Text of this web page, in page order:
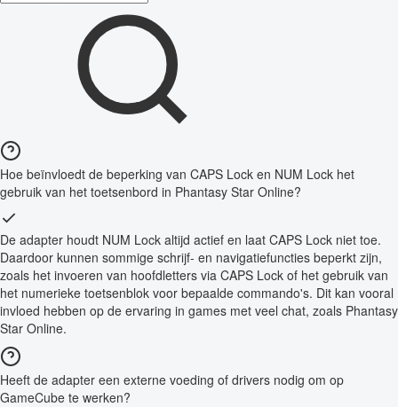
Hoe beïnvloedt de beperking van CAPS Lock en NUM Lock het
gebruik van het toetsenbord in Phantasy Star Online?
De adapter houdt NUM Lock altijd actief en laat CAPS Lock niet toe.
Daardoor kunnen sommige schrijf- en navigatiefuncties beperkt zijn,
zoals het invoeren van hoofdletters via CAPS Lock of het gebruik van
het numerieke toetsenblok voor bepaalde commando's. Dit kan vooral
invloed hebben op de ervaring in games met veel chat, zoals Phantasy
Star Online.
Heeft de adapter een externe voeding of drivers nodig om op
GameCube te werken?